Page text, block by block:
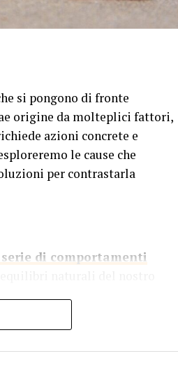
si pongono di fronte
origine da molteplici fattori,
azioni concrete e
le cause che
per contrastarla
di comportamenti
dell’ecoansia. L’abbattimento